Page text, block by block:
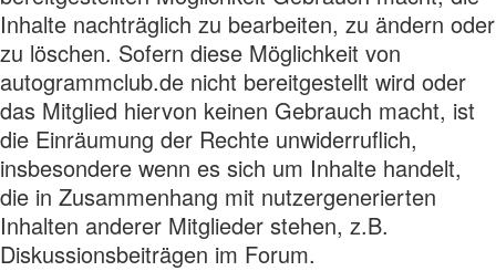
Inhalte nachträglich zu bearbeiten, zu ändern oder
zu löschen. Sofern diese Möglichkeit von
autogrammclub.de nicht bereitgestellt wird oder
das Mitglied hiervon keinen Gebrauch macht, ist
die Einräumung der Rechte unwiderruflich,
insbesondere wenn es sich um Inhalte handelt,
die in Zusammenhang mit nutzergenerierten
Inhalten anderer Mitglieder stehen, z.B.
Diskussionsbeiträgen im Forum.